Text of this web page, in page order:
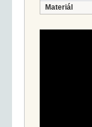
Materiál